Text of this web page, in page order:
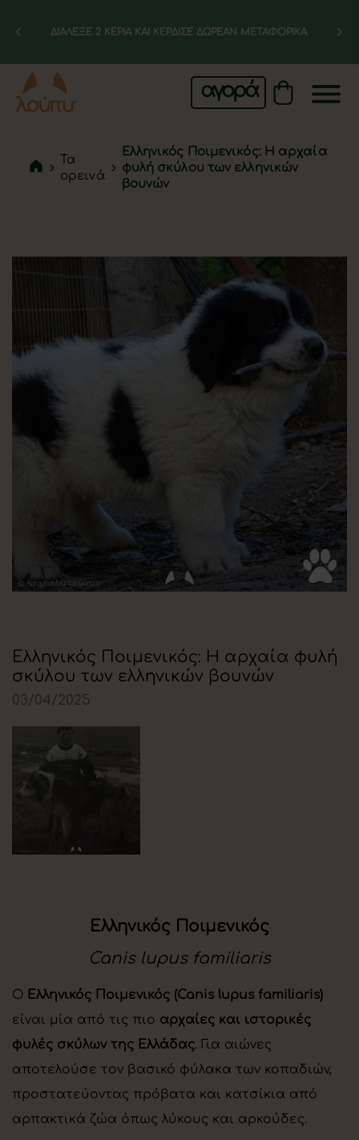
ΔΙΑΛΕΞΕ 2 ΚΕΡΙΑ ΚΑΙ ΚΕΡΔΙΣΕ ΔΩΡΕΑΝ ΜΕΤΑΦΟΡΙΚΑ
αγορά
Τα
ορεινά
Ελληνικός Ποιμενικός: Η αρχαία
φυλή σκύλου των ελληνικών
βουνών
Ελληνικός Ποιμενικός: Η αρχαία φυλή
σκύλου των ελληνικών βουνών
03/04/2025
Ελληνικός Ποιμενικός
Canis lupus familiaris
Ο Ελληνικός Ποιμενικός (Canis lupus familiaris)
είναι μία από τις πιο αρχαίες και ιστορικές
φυλές σκύλων της Ελλάδας. Για αιώνες
αποτελούσε τον βασικό φύλακα των κοπαδιών,
προστατεύοντας πρόβατα και κατσίκια από
αρπακτικά ζώα όπως λύκους και αρκούδες.